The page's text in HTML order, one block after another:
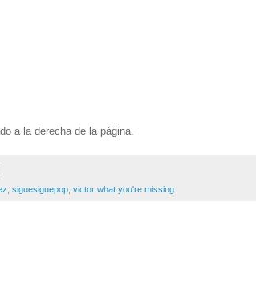
a la derecha de la página.
siguesiguepop victor what you're missing